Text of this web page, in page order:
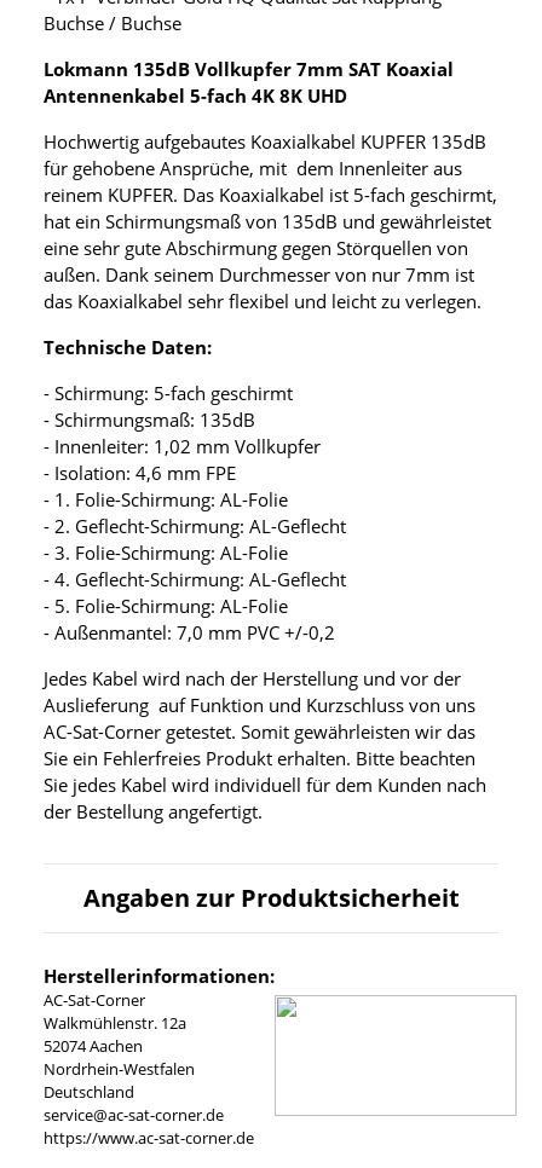
Buchse / Buchse
Lokmann 135dB Vollkupfer 7mm SAT Koaxial
Antennenkabel 5-fach 4K 8K UHD
Hochwertig aufgebautes Koaxialkabel KUPFER 135dB
für gehobene Ansprüche, mit dem Innenleiter aus
reinem KUPFER. Das Koaxialkabel ist 5-fach geschirmt,
hat ein Schirmungsmaß von 135dB und gewährleistet
eine sehr gute Abschirmung gegen Störquellen von
außen. Dank seinem Durchmesser von nur 7mm ist
das Koaxialkabel sehr flexibel und leicht zu verlegen.
Technische Daten:
- Schirmung: 5-fach geschirmt
- Schirmungsmaß: 135dB
- Innenleiter: 1,02 mm Vollkupfer
- Isolation: 4,6 mm FPE
- 1. Folie-Schirmung: AL-Folie
- 2. Geflecht-Schirmung: AL-Geflecht
- 3. Folie-Schirmung: AL-Folie
- 4. Geflecht-Schirmung: AL-Geflecht
- 5. Folie-Schirmung: AL-Folie
- Außenmantel: 7,0 mm PVC +/-0,2
Jedes Kabel wird nach der Herstellung und vor der
Auslieferung auf Funktion und Kurzschluss von uns
AC-Sat-Corner getestet. Somit gewährleisten wir das
Sie ein Fehlerfreies Produkt erhalten. Bitte beachten
Sie jedes Kabel wird individuell für dem Kunden nach
der Bestellung angefertigt.
Angaben zur Produktsicherheit
Herstellerinformationen:
AC-Sat-Corner
Walkmühlenstr. 12a
52074 Aachen
Nordrhein-Westfalen
Deutschland
service@ac-sat-corner.de
https://www.ac-sat-corner.de